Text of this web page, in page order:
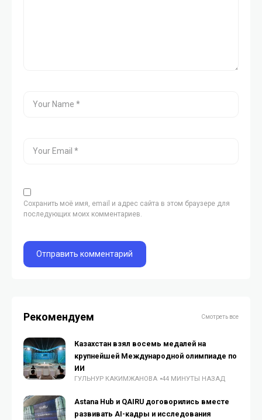
Сохранить моё имя, email и адрес сайта в этом браузере для
последующих моих комментариев.
Рекомендуем Смотреть все
Казахстан взял восемь медалей на
крупнейшей Международной олимпиаде по
ИИ
ГУЛЬНУР КАКИМЖАНОВА 44 МИНУТЫ НАЗАД
Astana Hub и QAIRU договорились вместе
развивать AI-кадры и исследования